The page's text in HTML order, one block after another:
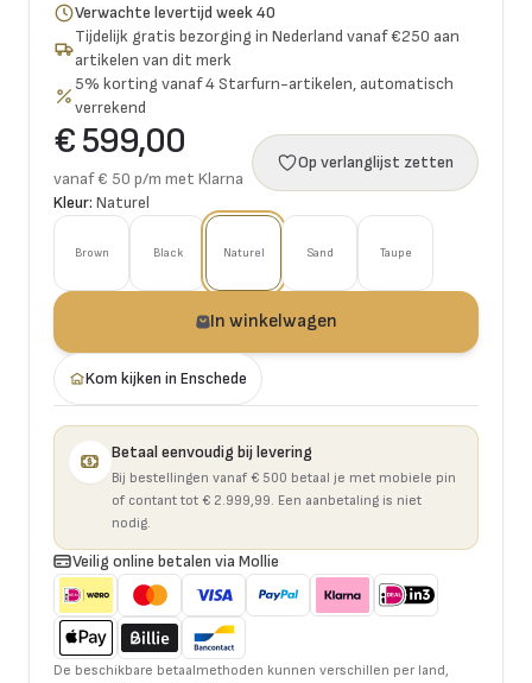
Verwachte levertijd week 40
Tijdelijk gratis bezorging in Nederland vanaf €250 aan
artikelen van dit merk
5% korting vanaf 4 Starfurn-artikelen, automatisch
verrekend
€ 599,00
vanaf € 50 p/m met Klarna
Op verlanglijst zetten
Kleur: Naturel
Brown Black Naturel Sand Taupe
In winkelwagen
Kom kijken in Enschede
Betaal eenvoudig bij levering
Bij bestellingen vanaf € 500 betaal je met mobiele pin
of contant tot € 2.999,99. Een aanbetaling is niet
nodig.
Veilig online betalen via Mollie
De beschikbare betaalmethoden kunnen verschillen per land,